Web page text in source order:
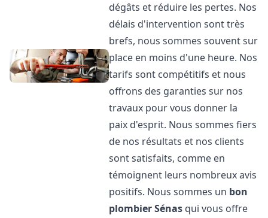
dégâts et réduire les pertes. Nos
délais d'intervention sont très
brefs, nous sommes souvent sur
place en moins d'une heure. Nos
tarifs sont compétitifs et nous
offrons des garanties sur nos
travaux pour vous donner la
paix d'esprit. Nous sommes fiers
de nos résultats et nos clients
sont satisfaits, comme en
témoignent leurs nombreux avis
positifs. Nous sommes un bon
plombierSénas qui vous offre